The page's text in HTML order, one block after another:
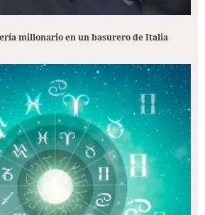
millonario en un basurero de Italia